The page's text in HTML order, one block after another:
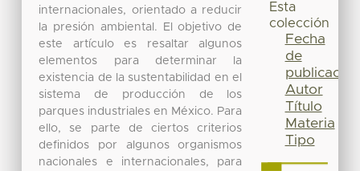
internacionales, orientado a reducir
la presión ambiental. El objetivo de
este artículo es resaltar algunos
elementos para determinar la
existencia de la sustentabilidad en el
sistema de producción de los
parques industriales en México. Para
ello, se parte de ciertos criterios
definidos por algunos organismos
nacionales e internacionales, para
Esta
colección
Fecha
de
publicación
Autor
Título
Materia
Tipo